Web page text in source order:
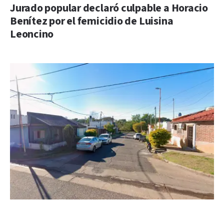
Jurado popular declaró culpable a Horacio
Benítez por el femicidio de Luisina
Leoncino